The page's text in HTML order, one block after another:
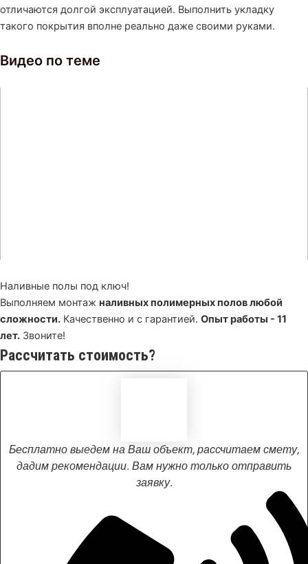
отличаются долгой эксплуатацией. Выполнить укладку
такого покрытия вполне реально даже своими руками.
Видео по теме
Наливные полы под ключ!
Выполняем монтаж наливных полимерных полов любой
сложности. Качественно и с гарантией. Опыт работы - 11
лет. Звоните!
Рассчитать стоимость?
Бесплатно выедем на Ваш объект, рассчитаем смету,
дадим рекомендации. Вам нужно только отправить
заявку.